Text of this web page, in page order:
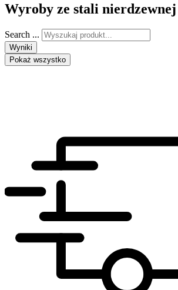
Wyroby ze stali
Search ...
Wyniki
Pokaż wszystko